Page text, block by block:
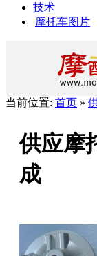
技术
摩托车图片
当前位置: 首页 »
供应摩
成